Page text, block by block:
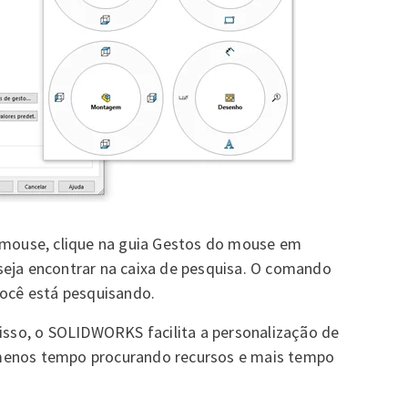
clique na guia Gestos do mouse em
encontrar na caixa de pesquisa. O comando
está pesquisando.
o SOLIDWORKS facilita a personalização de
tempo procurando recursos e mais tempo